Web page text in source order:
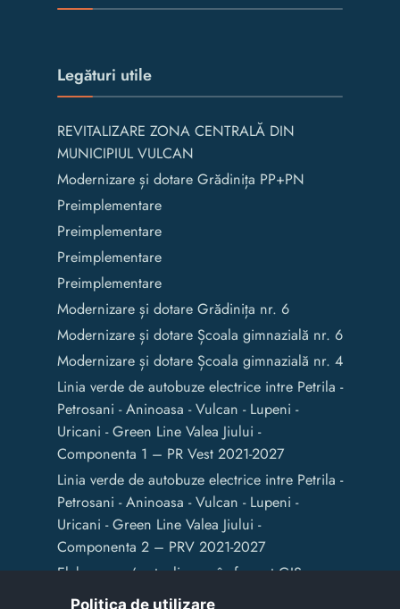
Legături utile
REVITALIZARE ZONA CENTRALĂ DIN
MUNICIPIUL VULCAN
Modernizare și dotare Grădinița PP+PN
Preimplementare
Preimplementare
Preimplementare
Preimplementare
Modernizare și dotare Grădinița nr. 6
Modernizare și dotare Școala gimnazială nr. 6
Modernizare și dotare Școala gimnazială nr. 4
Linia verde de autobuze electrice intre Petrila -
Petrosani - Aninoasa - Vulcan - Lupeni -
Uricani - Green Line Valea Jiului -
Componenta 1 – PR Vest 2021-2027
Linia verde de autobuze electrice intre Petrila -
Petrosani - Aninoasa - Vulcan - Lupeni -
Uricani - Green Line Valea Jiului -
Componenta 2 – PRV 2021-2027
Elaborarea / actualizarea în format GIS a
documentelor de amenajare a teritoriului și
Politica de utilizare